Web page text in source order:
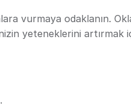
vurmaya odaklanın.
yeteneklerini artırmak